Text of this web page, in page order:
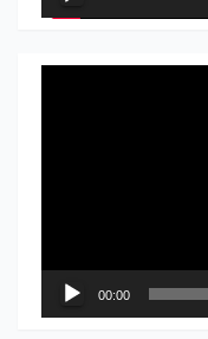
00:00